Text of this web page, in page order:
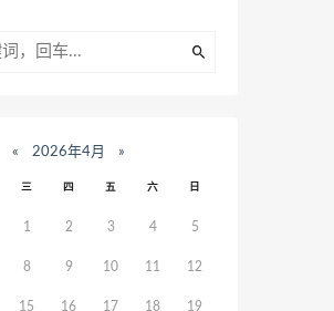
« 2026年4月 »
三 四 五 六 日
1 2 3 4 5
8 9 10 11 12
15 16 17 18 19